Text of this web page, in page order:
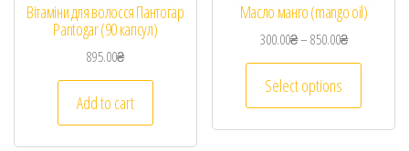
Вітаміни для волосся Пантогар
Pantogar (90 капсул)
895.00₴
Add to cart
Масло манго (mango oil)
300.00₴–850.00₴
Select options